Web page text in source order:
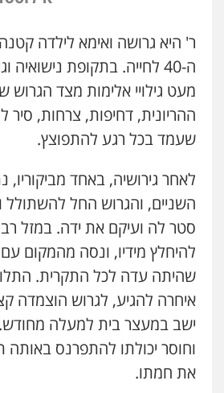
ר' היא גרושה ואימא לילדה
ה-40 לחייה. בתקופת נישואיה
מעט גילויי אלימות מצד
ההריונית, דחיפות, צרחות,
שעמד בכל רגע להתפוצץ.
לאחר גירושיה, באחד מביקוריו,
השניים, והגרוש החל להשתולל
סטר לה ועיקם את ידה. במזל
להיחלץ מידיו, ונסה מהמקום
שהיתה עדה לכל התקרית.
איחרה להגיע, לגרוש הוצמדה
ישב במעצר בית למעלה
וחוסר יכולתו להתפרנס
את חמתו.